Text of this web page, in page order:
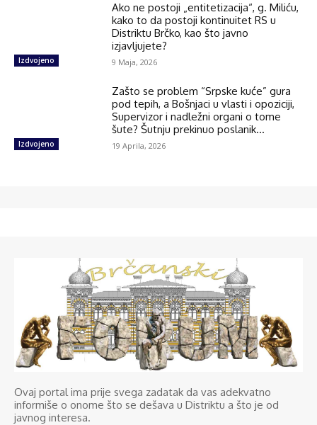
Izdvojeno
Ako ne postoji „entitetizacija“, g. Miliću,
kako to da postoji kontinuitet RS u
Distriktu Brčko, kao što javno
izjavljujete?
9 Maja, 2026
Izdvojeno
Zašto se problem “Srpske kuće” gura
pod tepih, a Bošnjaci u vlasti i opoziciji,
Supervizor i nadležni organi o tome
šute? Šutnju prekinuo poslanik...
19 Aprila, 2026
Ovaj portal ima prije svega zadatak da vas adekvatno
informiše o onome što se dešava u Distriktu a što je od
javnog interesa.